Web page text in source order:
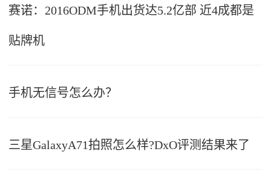
赛诺：2016ODM手机出货达5.2亿部 近4成都是
贴牌机
手机无信号怎么办？
三星GalaxyA71拍照怎么样?DxO评测结果来了